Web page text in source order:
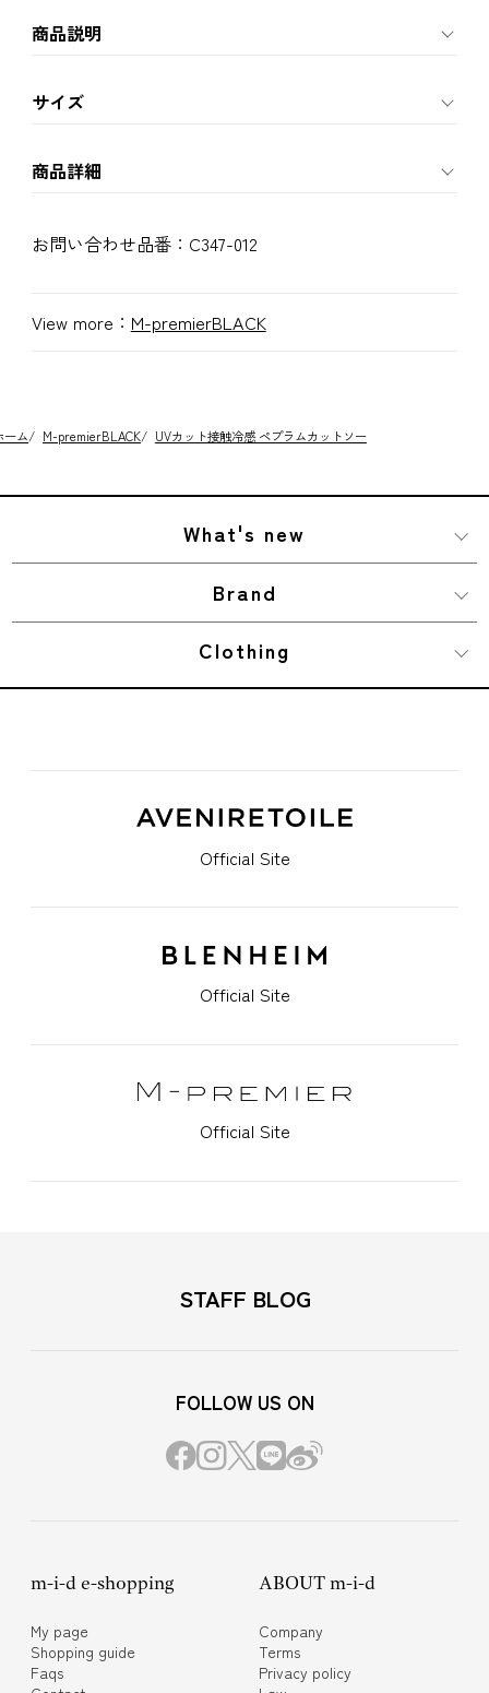
商品説明
サイズ
商品詳細
お問い合わせ品番： C347-012
View more： M-premierBLACK
ーム/ M-premierBLACK/ UVカット接触冷感 ペプラムカットソー
What's new
Brand
Clothing
Official Site
Official Site
Official Site
STAFF BLOG
FOLLOW US ON
m-i-d e-shopping
My page
Shopping guide
Faqs
ABOUT m-i-d
Company
Terms
Privacy policy